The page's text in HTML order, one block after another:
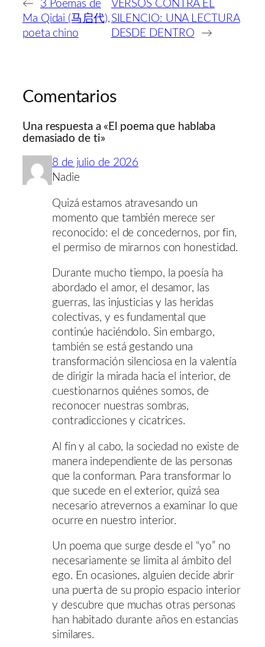
←
3 Poemas de
Ma Qidai (马启代),
poeta chino
VERSOS CONTRA EL
SILENCIO: UNA LECTURA
DESDE DENTRO
→
Comentarios
Una respuesta a «El poema que hablaba
demasiado de ti»
8 de julio de 2026
Nadie
Quizá estamos atravesando un
momento que también merece ser
reconocido: el de concedernos, por fin,
el permiso de mirarnos con honestidad.
Durante mucho tiempo, la poesía ha
abordado el amor, el desamor, las
guerras, las injusticias y las heridas
colectivas, y es fundamental que
continúe haciéndolo. Sin embargo,
también se está gestando una
transformación silenciosa en la valentía
de dirigir la mirada hacia el interior, de
cuestionarnos quiénes somos, de
reconocer nuestras sombras,
contradicciones y cicatrices.
Al fin y al cabo, la sociedad no existe de
manera independiente de las personas
que la conforman. Para transformar lo
que sucede en el exterior, quizá sea
necesario atrevernos a examinar lo que
ocurre en nuestro interior.
Un poema que surge desde el “yo” no
necesariamente se limita al ámbito del
ego. En ocasiones, alguien decide abrir
una puerta de su propio espacio interior
y descubre que muchas otras personas
han habitado durante años en estancias
similares.